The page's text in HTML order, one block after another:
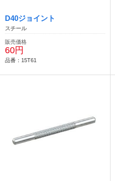
D40ジョイント
スチール
販売価格
60円
品番：15T61